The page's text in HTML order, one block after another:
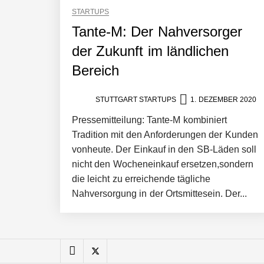
STARTUPS
Tante-M: Der Nahversorger
der Zukunft im ländlichen
Bereich
STUTTGART STARTUPS 1. DEZEMBER 2020
Pressemitteilung: Tante-M kombiniert
Tradition mit den Anforderungen der Kunden
vonheute. Der Einkauf in den SB-Läden soll
nicht den Wocheneinkauf ersetzen,sondern
die leicht zu erreichende tägliche
Nahversorgung in der Ortsmittesein. Der...
Pyck im Employer Portrait
Maximilian Mack von Pyck
Daniel Jarr von Pyck